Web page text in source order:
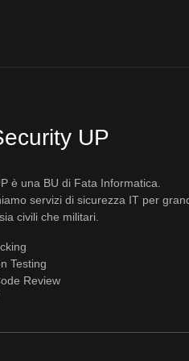
UP
è una BU di Fata Informatica.
servizi di sicurezza IT per
civili che militari.
Testing
Review